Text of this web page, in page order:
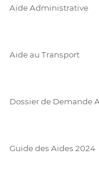
Aide Administrative
Aide au Transport
Dossier de Demande
Guide des Aides 2024